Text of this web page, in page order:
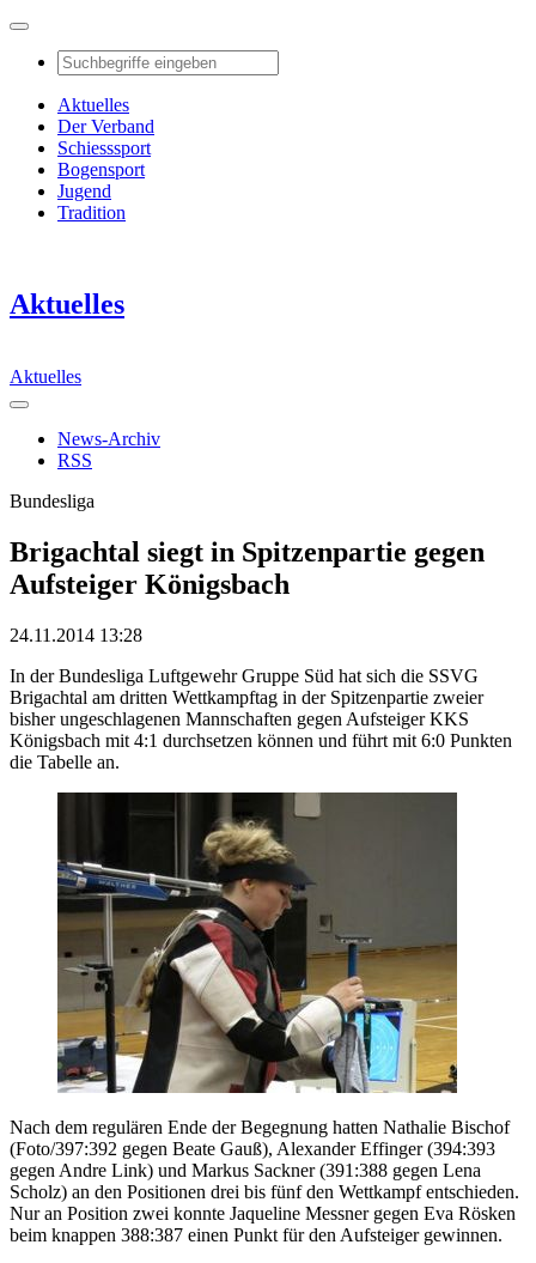
Aktuelles
Der Verband
Schiesssport
Bogensport
Jugend
Tradition
Aktuelles
Aktuelles
News-Archiv
RSS
Bundesliga
Brigachtal siegt in Spitzenpartie gegen
Aufsteiger Königsbach
24.11.2014 13:28
In der Bundesliga Luftgewehr Gruppe Süd hat sich die SSVG
Brigachtal am dritten Wettkampftag in der Spitzenpartie zweier
bisher ungeschlagenen Mannschaften gegen Aufsteiger KKS
Königsbach mit 4:1 durchsetzen können und führt mit 6:0 Punkten
die Tabelle an.
Nach dem regulären Ende der Begegnung hatten Nathalie Bischof
(Foto/397:392 gegen Beate Gauß), Alexander Effinger (394:393
gegen Andre Link) und Markus Sackner (391:388 gegen Lena
Scholz) an den Positionen drei bis fünf den Wettkampf entschieden.
Nur an Position zwei konnte Jaqueline Messner gegen Eva Rösken
beim knappen 388:387 einen Punkt für den Aufsteiger gewinnen.